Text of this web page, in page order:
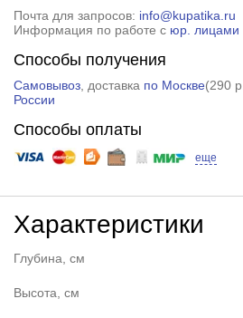
Почта для запросов: info@kupatika.ru
Информация по работе с юр. лицами
Способы получения
Самовывоз, доставка по Москве(290 р.
России
Способы оплаты
еще
Характеристики
Глубина, см
Высота, см